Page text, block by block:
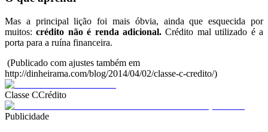
Mas a principal lição foi mais óbvia, ainda que esquecida por
muitos:crédito não é renda adicional. Crédito mal utilizado é a
porta para a ruína financeira.
(Publicado com ajustes também em
http://dinheirama.com/blog/2014/04/02/classe-c-credito/)
Classe CCrédito
Publicidade